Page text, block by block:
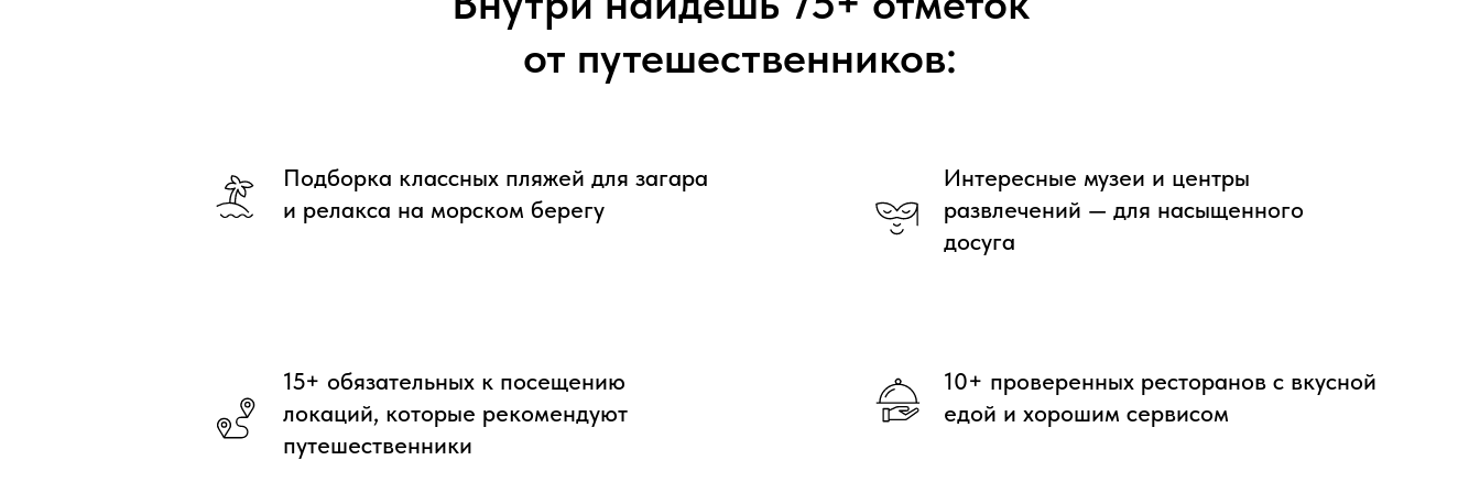
от путешественников:
Подборка классных пляжей для загара
и релакса на морском берегу
Интересные музеи и центры
развлечений — для насыщенного
досуга
15+ обязательных к посещению
локаций, которые рекомендуют
путешественники
10+ проверенных ресторанов с вкусной
едой и хорошим сервисом